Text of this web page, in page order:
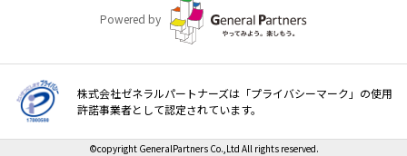
Powered by
株式会社ゼネラルパートナーズは「プライバシーマーク」の使用
許諾事業者として認定されています。
©copyright GeneralPartners Co.,Ltd All rights reserved.
障害別専門支援の就労移行支援サービス
採用をお考えの企業様はこちら
メニューを閉じる